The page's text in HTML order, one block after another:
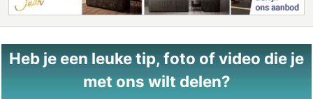
Heb je een leuke tip, foto of video die je
met ons wilt delen?